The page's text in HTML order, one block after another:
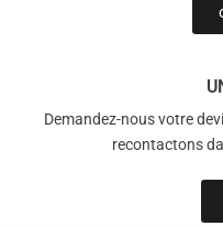
Demandez-nous votre
recontactons